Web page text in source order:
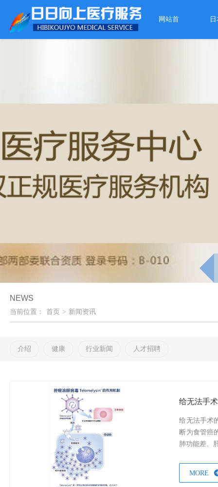
网站首
NEWS
当前位置： 首页 > 新闻资讯
介绍 健康 行业新闻 人才招聘
给无法手
给无法手术
断为食管癌
肺功能差、
MORE